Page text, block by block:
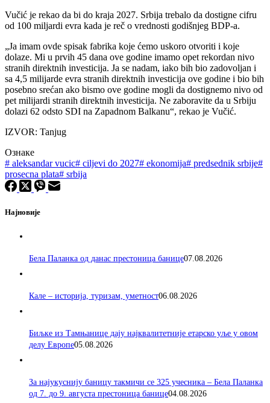
Vučić je rekao da bi do kraja 2027. Srbija trebalo da dostigne cifru
od 100 miljardi evra kada je reč o vrednosti godišnjeg BDP-a.
„Ja imam ovde spisak fabrika koje ćemo uskoro otvoriti i koje
dolaze. Mi u prvih 45 dana ove godine imamo opet rekordan nivo
stranih direktnih investicija. Ja se nadam, iako bih bio zadovoljan i
sa 4,5 milijarde evra stranih direktnih investicija ove godine i bio bih
posebno srećan ako bismo ove godine mogli da dostignemo nivo od
pet milijardi stranih direktnih investicija. Ne zaboravite da u Srbiju
dolazi 62 odsto SDI na Zapadnom Balkanu“, rekao je Vučić.
IZVOR: Tanjug
Ознаке
# aleksandar vucic# ciljevi do 2027# ekonomija# predsednik srbije#
prosecna plata# srbija
Најновије
Бела Паланка од данас престоница банице07.08.2026
Кале – историја, туризам, уметност06.08.2026
Биљке из Тамњанице дају најквалитетније етарско уље у овом
делу Европе05.08.2026
За најукуснију баницу такмичи се 325 учесника – Бела Паланка
од 7. до 9. августа престоница банице04.08.2026